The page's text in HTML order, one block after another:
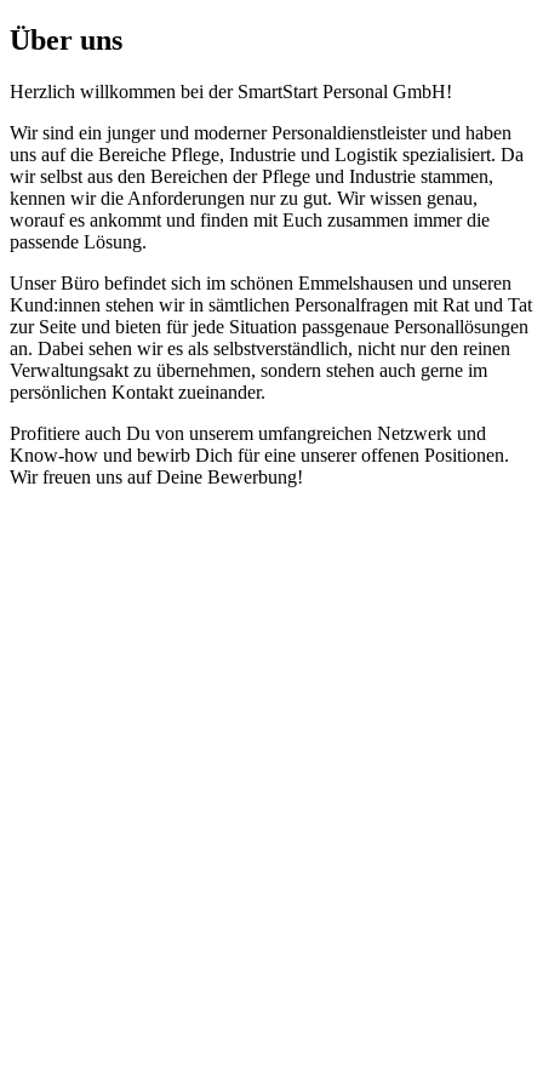
Über uns
Herzlich willkommen bei der SmartStart Personal GmbH!
Wir sind ein junger und moderner Personaldienstleister und haben
uns auf die Bereiche Pflege, Industrie und Logistik spezialisiert. Da
wir selbst aus den Bereichen der Pflege und Industrie stammen,
kennen wir die Anforderungen nur zu gut. Wir wissen genau,
worauf es ankommt und finden mit Euch zusammen immer die
passende Lösung.
Unser Büro befindet sich im schönen Emmelshausen und unseren
Kund:innen stehen wir in sämtlichen Personalfragen mit Rat und Tat
zur Seite und bieten für jede Situation passgenaue Personallösungen
an. Dabei sehen wir es als selbstverständlich, nicht nur den reinen
Verwaltungsakt zu übernehmen, sondern stehen auch gerne im
persönlichen Kontakt zueinander.
Profitiere auch Du von unserem umfangreichen Netzwerk und
Know-how und bewirb Dich für eine unserer offenen Positionen.
Wir freuen uns auf Deine Bewerbung!